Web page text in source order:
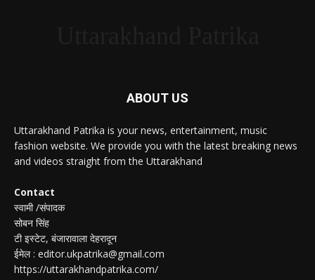
ABOUT US
Uttarakhand Patrika is your news, entertainment, music
fashion website. We provide you with the latest breaking news
and videos straight from the Uttarakhand
Contact
स्वामी /संपादक
सोबन सिंह
टी इस्टेट, बंजारावाला देहरादून
ईमेल : editor.ukpatrika@gmail.com
https://uttarakhandpatrika.com/